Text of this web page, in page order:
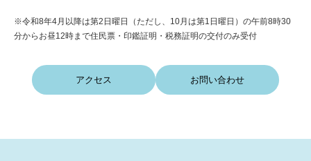
※令和8年4月以降は第2日曜日（ただし、10月は第1日曜日）の午前8時30
分からお昼12時まで住民票・印鑑証明・税務証明の交付のみ受付
アクセス お問い合わせ